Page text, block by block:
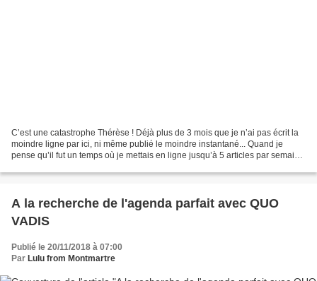
C’est une catastrophe Thérèse ! Déjà plus de 3 mois que je n’ai pas écrit la
moindre ligne par ici, ni même publié le moindre instantané... Quand je
pense qu’il fut un temps où je mettais en ligne jusqu’à 5 articles par semaine
A la recherche de l'agenda parfait avec QUO
VADIS
Publié le 20/11/2018 à 07:00
Par Lulu from Montmartre